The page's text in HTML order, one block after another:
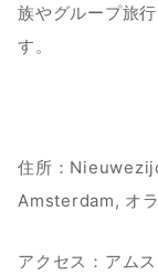
族やグループ旅
す。
住所：
Amsterdam, オ
アクセス：アム